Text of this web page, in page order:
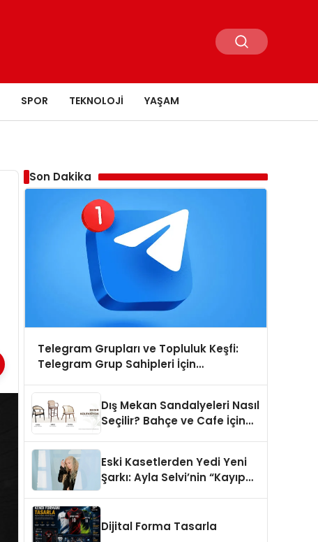
SPOR TEKNOLOJI YAŞAM
Son Dakika
Telegram Grupları ve Topluluk Keşfi:
Telegram Grup Sahipleri İçin
Dış Mekan Sandalyeleri Nasıl
Seçilir? Bahçe ve Cafe İçin
Eski Kasetlerden Yedi Yeni
Şarkı: Ayla Selvi’nin “Kayıp
Dijital Forma Tasarla